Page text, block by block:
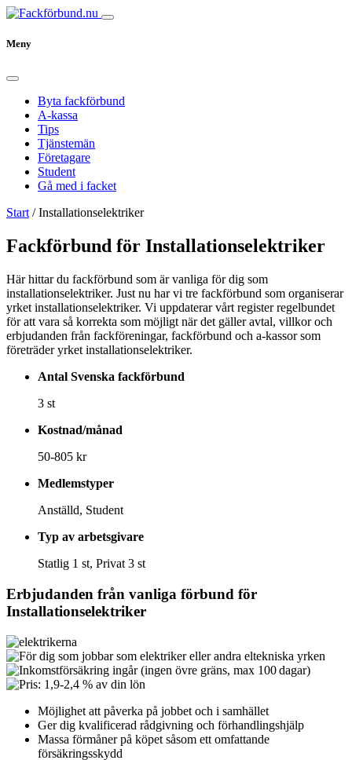
Meny
Byta fackförbund
A-kassa
Tips
Tjänstemän
Företagare
Student
Gå med i facket
Start /Installationselektriker
Fackförbund för Installationselektriker
Här hittar du fackförbund som är vanliga för dig som
installationselektriker. Just nu har vi tre fackförbund som organiserar
yrket installationselektriker. Vi uppdaterar vårt register regelbundet
för att vara så korrekta som möjligt när det gäller avtal, villkor och
erbjudanden från fackföreningar, fackförbund och a-kassor som
företräder yrket installationselektriker.
Antal Svenska fackförbund
3 st
Kostnad/månad
50-805 kr
Medlemstyper
Anställd, Student
Typ av arbetsgivare
Statlig 1 st, Privat 3 st
Erbjudanden från vanliga förbund för
Installationselektriker
Möjlighet att påverka på jobbet och i samhället
Ger dig kvalificerad rådgivning och förhandlingshjälp
Massa förmåner på köpet såsom ett omfattande
försäkringsskydd